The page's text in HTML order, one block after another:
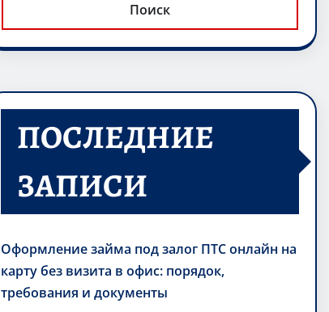
Поиск
ПОСЛЕДНИЕ
ЗАПИСИ
Оформление займа под залог ПТС онлайн на
карту без визита в офис: порядок,
требования и документы